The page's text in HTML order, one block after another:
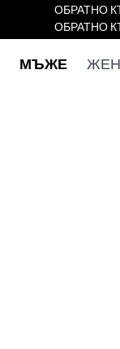
ОБРАТНО
ОБРАТНО
МЪЖЕ